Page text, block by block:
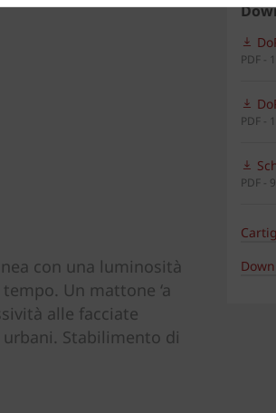
con una luminosità
Un mattone ‘a
alle facciate
Stabilimento di
PDF -
PDF -
PDF -